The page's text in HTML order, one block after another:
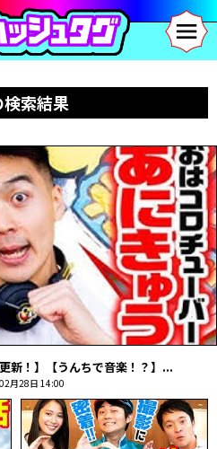
索結果
新！】【うんちで音楽！？】...
月28日 14:00